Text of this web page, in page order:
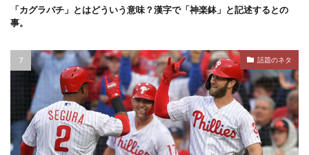
「カグラバチ」とはどういう意味？漢字で「神楽鉢」と記述するとの
事。
話題のネタ